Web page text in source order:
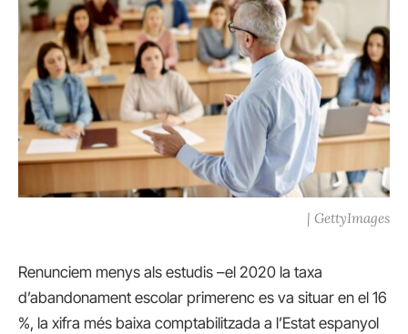
| GettyImages
Renunciem menys als estudis –el 2020 la taxa
d’abandonament escolar primerenc es va situar en el 16
%, la xifra més baixa comptabilitzada a l’Estat espanyol